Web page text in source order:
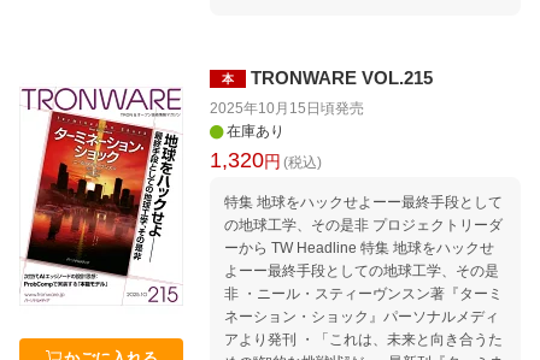
Media｜TRONに関する報道 編集後記 本誌
（パーソナルメディア株式会社） ・AIエー
ジェントが快適性を上げ、かつ管理コスト
を下げるUCTスマートビル／スマート住宅
システム [UCTECo-B/UCTECo-S]（ユーシ
ーテクノロジ株式会社） ・「ココシル」〜
地方創生デジタルプラットフォーム〜（ユ
ーシーテクノロジ株式会社） ・救急医療情
報共有プラットフォーム：救急医療のDX化
をめざすオープンかつアドホック運用可能
なプラットフォーム（YRPユビキタス・ネ
ットワーキング研究所） 特集2 公共交通オ
ープンデータ協議会 設立10周年総会 井上
円了×AI×四聖討論@京都 TIVAC Information
本 TRONWARE VOL.215
2025年10月15日頃発売
在庫あり
1,320円 (税込)
特集 地球をハックせよーー最終手段として
の地球工学、その是非 プロジェクトリーダ
ーから TW Headline 特集 地球をハックせ
よーー最終手段としての地球工学、その是
非 ・ニール・スティーヴンスン著『ターミ
ネーション・ショック』パーソナルメディ
アより発刊 ・「これは、未来と向き合うた